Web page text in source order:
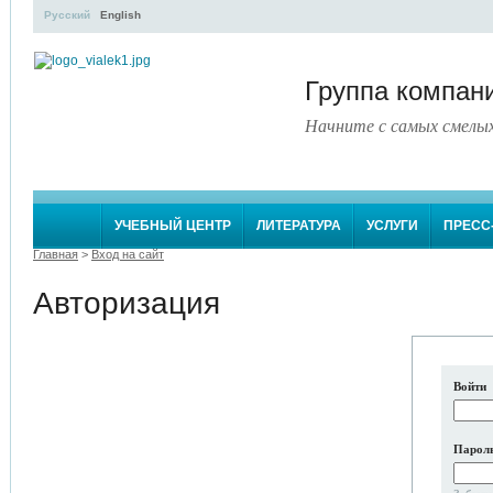
Группа
Начните с самых
Русский English
УЧЕБНЫЙ ЦЕНТР ЛИТЕРАТУРА УСЛУГИ
Главная > Вход на сайт
Авторизация
Войти